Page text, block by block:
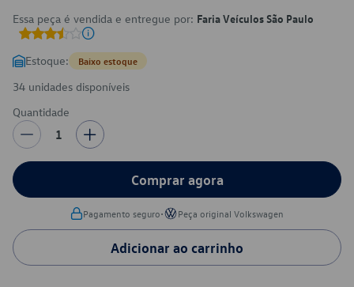
Essa peça é vendida e entregue por: Faria Veículos São Paulo
Estoque: Baixo estoque
34 unidades disponíveis
Quantidade
1
Comprar agora
Pagamento seguro• Peça original Volkswagen
Adicionar ao carrinho